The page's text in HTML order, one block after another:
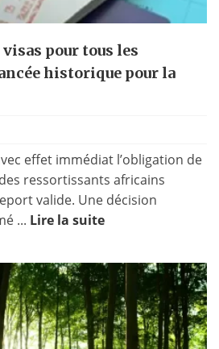
pour tous les
historique pour la
effet immédiat l’obligation de
ressortissants africains
valide. Une décision
... Lire la suite